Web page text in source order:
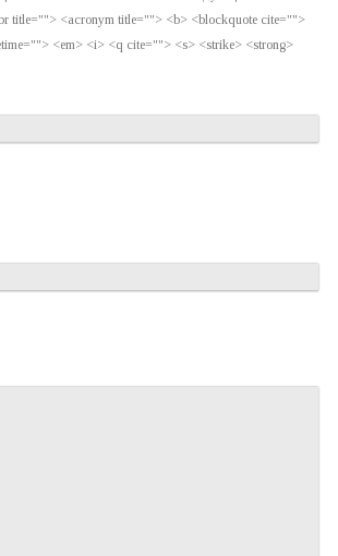
title=""> <acronym title=""> <b> <blockquote cite="">
<em> <i> <q cite=""> <s> <strike> <strong>